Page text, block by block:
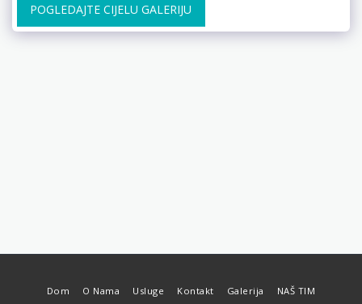
POGLEDAJTE CIJELU GALERIJU
Dom O Nama Usluge Kontakt Galerija NAŠ TIM